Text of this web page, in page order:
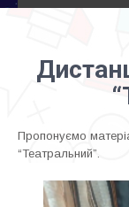
Пропонуємо
“Театральний”.